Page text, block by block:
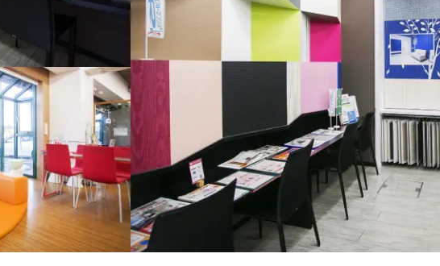
入居者様専用サイト